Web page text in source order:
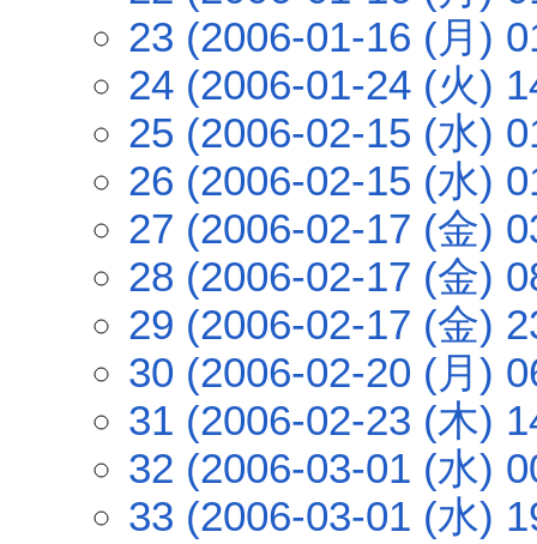
23 (2006-01-16 (月)
24 (2006-01-24 (火)
25 (2006-02-15 (水)
26 (2006-02-15 (水)
27 (2006-02-17 (金)
28 (2006-02-17 (金)
29 (2006-02-17 (金)
30 (2006-02-20 (月)
31 (2006-02-23 (木)
32 (2006-03-01 (水)
33 (2006-03-01 (水)